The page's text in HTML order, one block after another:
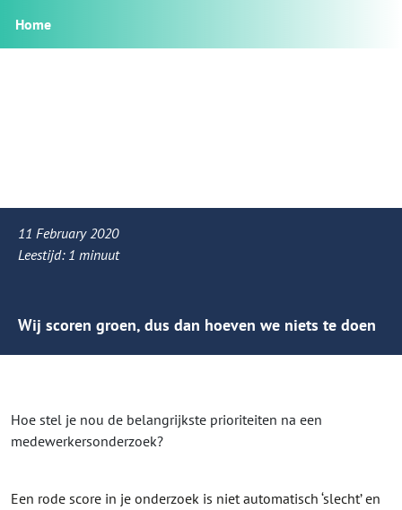
Home
11 February 2020
Leestijd: 1 minuut
Wij scoren groen, dus dan hoeven we niets te doen
Hoe stel je nou de belangrijkste prioriteiten na een
medewerkersonderzoek?
Een rode score in je onderzoek is niet automatisch ‘slecht’ en